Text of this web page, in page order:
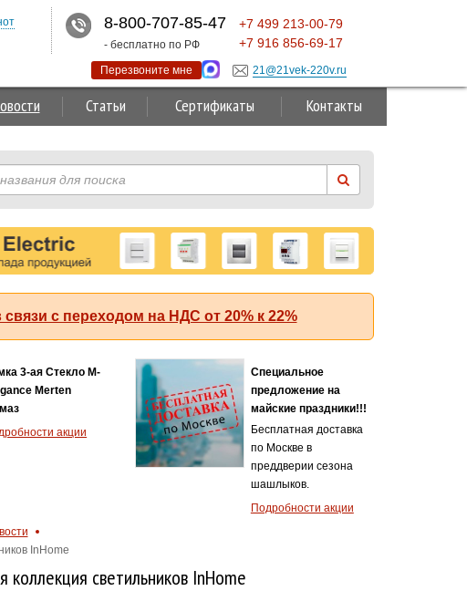
Статьи Сертификаты Контакты
с переходом на НДС от 20% к 22%
3-ая Стекло M-
Merten
акции
Специальное
предложение на
майские праздники!!!
Бесплатная доставка
по Москве в
преддверии сезона
шашлыков.
Подробности акции
InHome
светильников InHome
8-800-707-85-47
- бесплатно по РФ
+7 499 213-00-79
+7 916 856-69-17
Перезвоните мне 21@21vek-220v.ru